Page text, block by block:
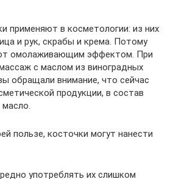
применяют в косметологии: из них
и рук, скрабы и крема. Потому
омолаживающим эффектом. При
с маслом из виноградных
обращали внимание, что сейчас
продукции, в состав
пользе, косточки могут нанести
употреблять их слишком